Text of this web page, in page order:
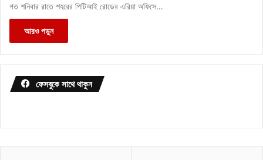
গত শনিবার রাতে শহরের পিটিআই রোডের এরিয়া অফিসে…
আরও পড়ুন
ফেসবুকে সাথে থাকুন